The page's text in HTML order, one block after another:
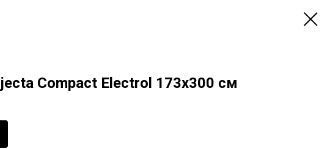
Compact Electrol 173х300 см